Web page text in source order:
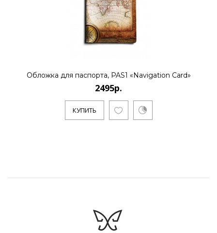
Обложка для паспорта, PAS1 «Navigation Card»
2495р.
КУПИТЬ